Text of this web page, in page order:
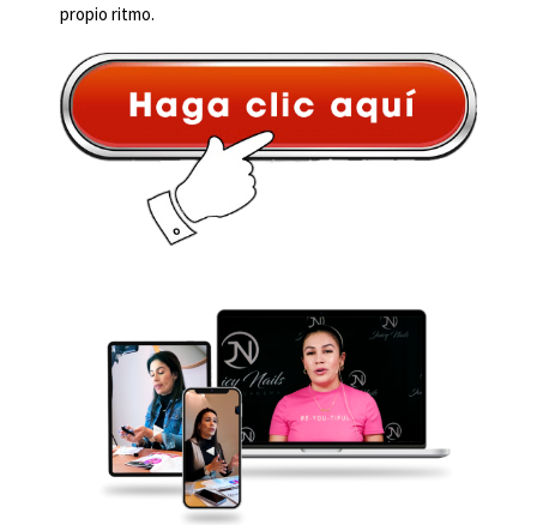
propio ritmo.